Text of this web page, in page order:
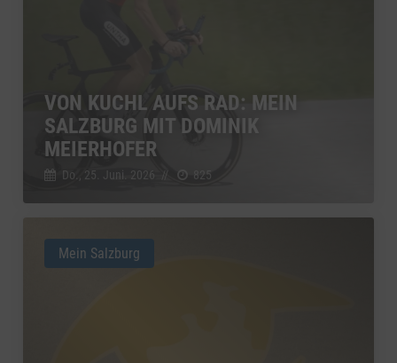
VON KUCHL AUFS RAD: MEIN
SALZBURG MIT DOMINIK
MEIERHOFER
Do., 25. Juni. 2026 // 825
Mein Salzburg